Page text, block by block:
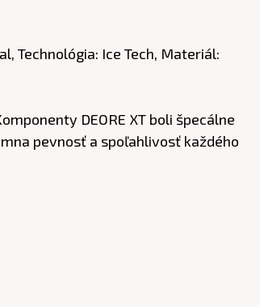
Technológia: Ice Tech, Materiál:
DEORE XT boli špecálne
pevnosť a spoľahlivosť každého